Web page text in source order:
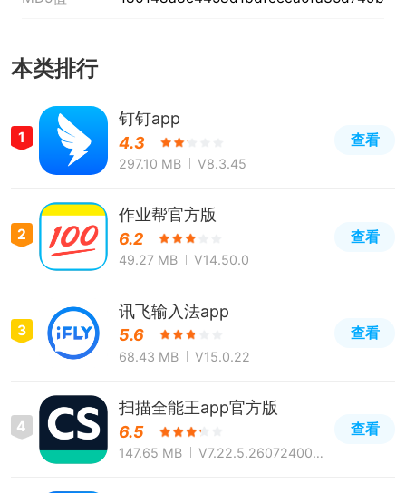
本类排行
1
钉钉app
4.3
297.10 MB V8.3.45
查看
2
作业帮官方版
6.2
49.27 MB V14.50.0
查看
3
讯飞输入法app
5.6
68.43 MB V15.0.22
查看
4
扫描全能王app官方版
6.5
147.65 MB
V7.22.5.260724000
查看